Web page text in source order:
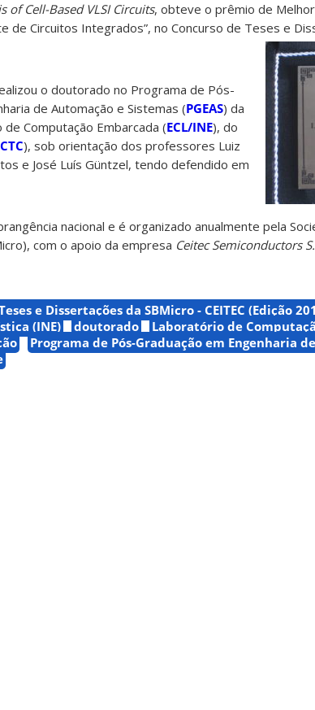
of Cell-Based VLSI Circuits, obteve o prêmio de
de Circuitos Integrados”, no Concurso de Teses e
o doutorado no Programa de Pós-
de Automação e Sistemas (PGEAS) da
de Computação Embarcada (ECL/INE), do
CTC), sob orientação dos professores Luiz
e José Luís Güntzel, tendo defendido em
nacional e é organizado anualmente pela
com o apoio da empresa Ceitec Semiconductors
e Dissertações da SBMicro - CEITEC (Edição
(INE)
doutorado
Laboratório de
Programa de Pós-Graduação em Engenharia